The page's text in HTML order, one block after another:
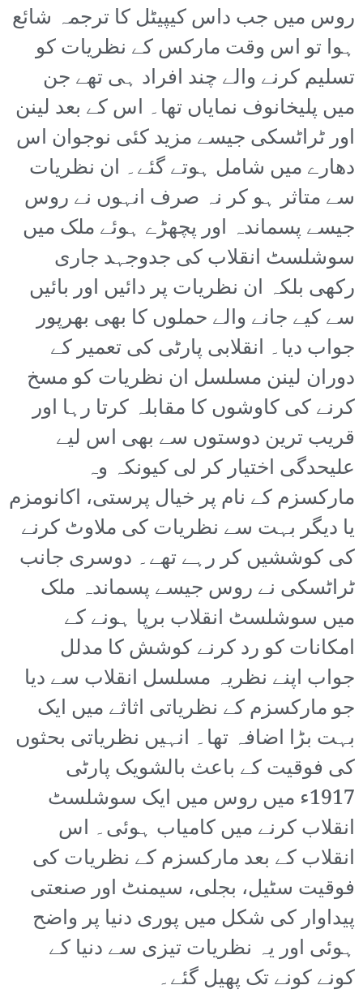
روس میں جب داس کیپیٹل کا ترجمہ شائع
ہوا تو اس وقت مارکس کے نظریات کو
تسلیم کرنے والے چند افراد ہی تھے جن
میں پلیخانوف نمایاں تھا۔ اس کے بعد لینن
اور ٹراٹسکی جیسے مزید کئی نوجوان اس
دھارے میں شامل ہوتے گئے۔ ان نظریات
سے متاثر ہو کر نہ صرف انہوں نے روس
جیسے پسماندہ اور پچھڑے ہوئے ملک میں
سوشلسٹ انقلاب کی جدوجہد جاری
رکھی بلکہ ان نظریات پر دائیں اور بائیں
سے کیے جانے والے حملوں کا بھی بھرپور
جواب دیا۔ انقلابی پارٹی کی تعمیر کے
دوران لینن مسلسل ان نظریات کو مسخ
کرنے کی کاوشوں کا مقابلہ کرتا رہا اور
قریب ترین دوستوں سے بھی اس لیے
علیحدگی اختیار کر لی کیونکہ وہ
مارکسزم کے نام پر خیال پرستی، اکانومزم
یا دیگر بہت سے نظریات کی ملاوٹ کرنے
کی کوششیں کر رہے تھے۔ دوسری جانب
ٹراٹسکی نے روس جیسے پسماندہ ملک
میں سوشلسٹ انقلاب برپا ہونے کے
امکانات کو رد کرنے کوشش کا مدلل
جواب اپنے نظریہ مسلسل انقلاب سے دیا
جو مارکسزم کے نظریاتی اثاثے میں ایک
بہت بڑا اضافہ تھا۔ انہیں نظریاتی بحثوں
کی فوقیت کے باعث بالشویک پارٹی
1917ء میں روس میں ایک سوشلسٹ
انقلاب کرنے میں کامیاب ہوئی۔ اس
انقلاب کے بعد مارکسزم کے نظریات کی
فوقیت سٹیل، بجلی، سیمنٹ اور صنعتی
پیداوار کی شکل میں پوری دنیا پر واضح
ہوئی اور یہ نظریات تیزی سے دنیا کے
کونے کونے تک پھیل گئے۔